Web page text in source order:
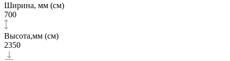
Ширина, мм (см)
700
Высота,мм (см)
2350